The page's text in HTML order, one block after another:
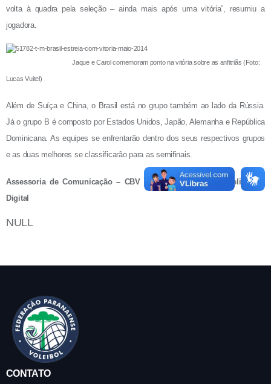
volta à quadra pela seleção – ainda mais após uma vitória”, resumiu a
jogadora.
Jaque e Carol comemoram ponto na vitória sobre as anfitriãs (Foto:
Lucas Vuitel)
Além de Suíça e China, o Brasil está no grupo também ao lado da Rússia.
Já o grupo B é composto por Estados Unidos, Japão, Alemanha e República
Dominicana. As equipes se enfrentarão dentro dos seus respectivos grupos
e as duas melhores se classificarão para as semifinais.
Assessoria de Comunicação – CBV | Idigo – Núcleo de Inteligência
Digital
NULL
CONTATO